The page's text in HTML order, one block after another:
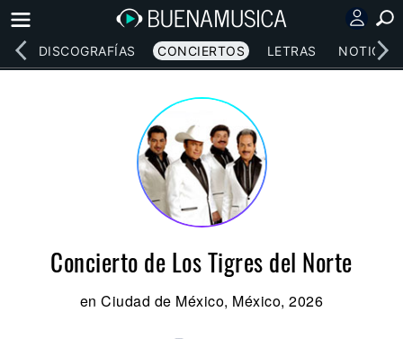
DISCOGRAFÍAS CONCIERTOS LETRAS NOTICIAS
Concierto de Los Tigres del Norte
en Ciudad de México, México, 2026